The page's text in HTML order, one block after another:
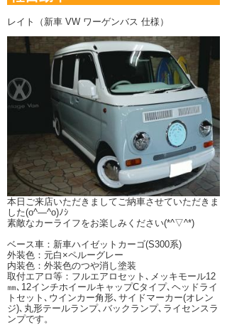
レイト（新車 VW ワーゲンバス 仕様）
本日ご来店いただきましてご納車させていただきま
した(o^―^o)ﾉｼ
素敵なカーライフをお楽しみください(*^▽^*)
ベース車：新車ハイゼットカーゴ(S300系)
外装色：元白×ペルーグレー
内装色：外装色のつや消し塗装
取付エアロ等：フルエアロセット､メッキモール12
㎜､12インチホイールキャップCタイプ､ヘッドライ
トセット､ウインカー角形､サイドマーカー(オレン
ジ)､丸形テールランプ､バックランプ､ライセンスラ
ンプです。